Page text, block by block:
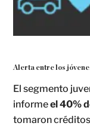
Alerta entre los
El segmento
informeel 40%
tomaron